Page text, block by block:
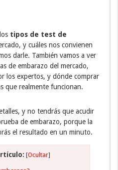
tipos de test de
y cuáles nos convienen
darle. También vamos a ver
de embarazo del mercado,
los expertos, y dónde comprar
que realmente funcionan.
y no tendrás que acudir
de embarazo, porque la
el resultado en un minuto.
[Ocultar]